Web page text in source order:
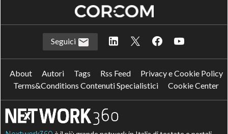
Seguici
About Autori Tags Rss Feed
Privacy e Cookie Policy
Terms&Conditions Contenuti Specialistici
Cookie Center